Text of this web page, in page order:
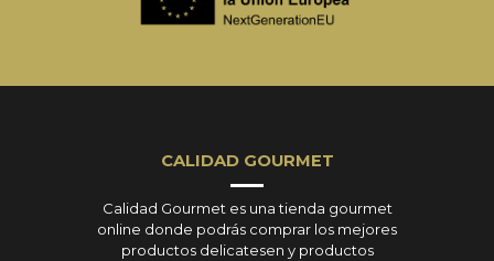
CALIDAD GOURMET
Calidad Gourmet es una tienda gourmet
online donde podrás comprar los mejores
productos delicatesen y productos